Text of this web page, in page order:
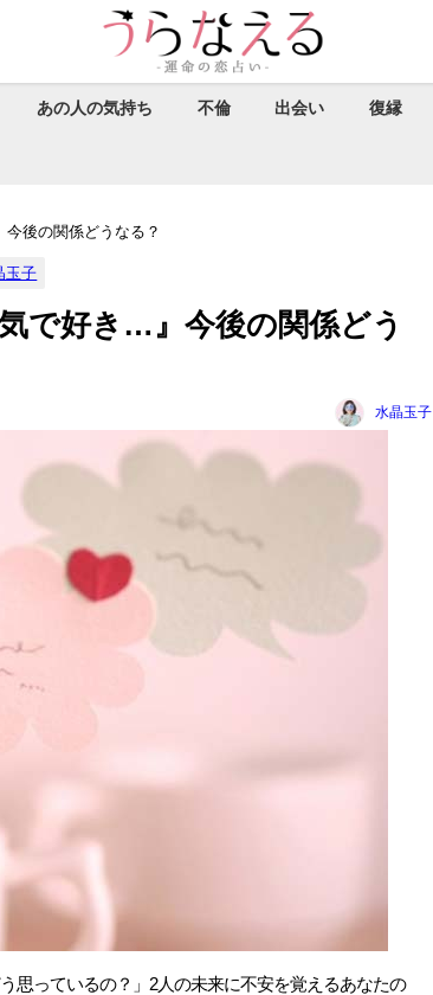
あの人の気持ち 不倫 出会い 復縁
後の関係どうなる？
玉子
で好き…』今後の関係どう
水晶玉子
思っているの？」2人の未来に不安を覚えるあなたの